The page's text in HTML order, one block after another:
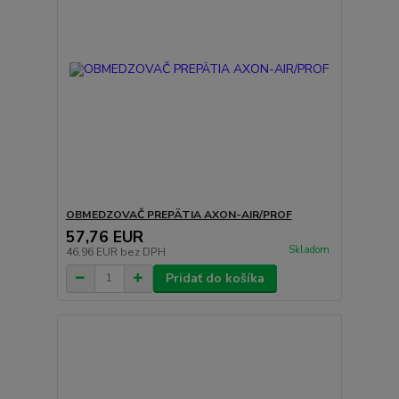
OBMEDZOVAČ PREPÄTIA AXON-AIR/PROF
57,76 EUR
46,96 EUR bez DPH Skladom
Pridať do košíka